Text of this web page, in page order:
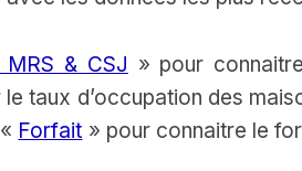
& CSJ » pour
taux d’occupation des
Forfait » pour connaitre le